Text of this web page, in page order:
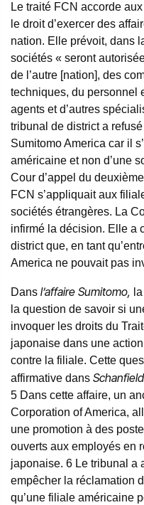
Le traité FCN accorde
le droit d’exercer des
nation. Elle prévoit, dans
sociétés « seront
de l’autre [nation], des
techniques, du personnel
agents et d’autres
tribunal de district a
Sumitomo America car il
américaine et non d’une
Cour d’appel du
FCN s’appliquait aux
sociétés étrangères. La
infirmé la décision. Elle a
district que, en tant
America ne pouvait pas
Dans l’affaire Sumitomo,
la question de savoir si
invoquer les droits du
japonaise dans une
contre la filiale. Cette
affirmative dans
5 Dans cette affaire, un
Corporation of America,
une promotion à des
ouverts aux employés en
japonaise. 6 Le tribunal a
empêcher la réclamation
qu’une filiale américaine